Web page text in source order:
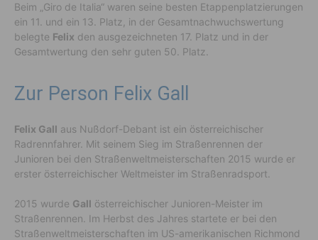
Beim „Giro de Italia“ waren seine besten Etappenplatzierungen
ein 11. und ein 13. Platz, in der Gesamtnachwuchswertung
belegte Felix den ausgezeichneten 17. Platz und in der
Gesamtwertung den sehr guten 50. Platz.
Zur Person Felix Gall
Felix Gall aus Nußdorf-Debant ist ein österreichischer
Radrennfahrer. Mit seinem Sieg im Straßenrennen der
Junioren bei den Straßenweltmeisterschaften 2015 wurde er
erster österreichischer Weltmeister im Straßenradsport.
2015 wurde Gall österreichischer Junioren-Meister im
Straßenrennen. Im Herbst des Jahres startete er bei den
Straßenweltmeisterschaften im US-amerikanischen Richmond